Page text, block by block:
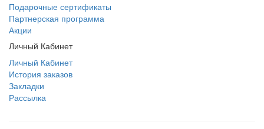
Подарочные сертификаты
Партнерская программа
Акции
Личный Кабинет
Личный Кабинет
История заказов
Закладки
Рассылка